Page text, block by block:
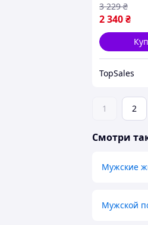
2 340₴
3 229 ₴
TopSales
1 2
Смотри
Мужские
Мужской